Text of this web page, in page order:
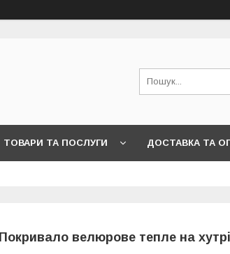
ТОВАРИ ТА ПОСЛУГИ ДОСТАВКА ТА
Покривало велюрове тепле на